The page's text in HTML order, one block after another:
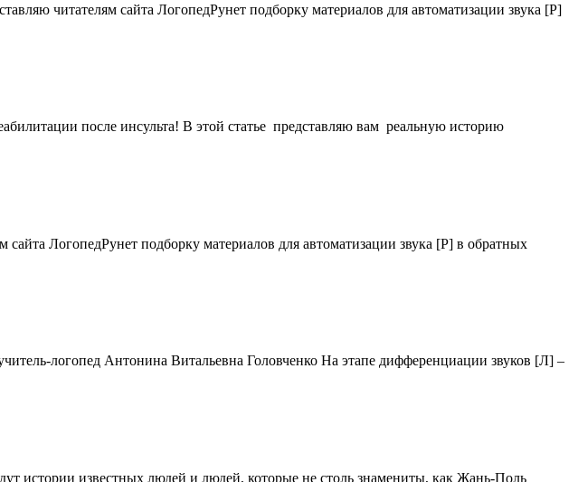
читателям сайта ЛогопедРунет подборку материалов для автоматизации звука [Р]
после инсульта! В этой статье представляю вам реальную историю
ЛогопедРунет подборку материалов для автоматизации звука [Р] в обратных
логопед Антонина Витальевна Головченко На этапе дифференциации звуков [Л] –
истории известных людей и людей, которые не столь знамениты, как Жань-Поль